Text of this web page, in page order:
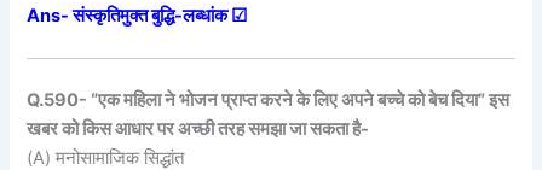
Ans- संस्कृतिमुक्त बुद्धि-लब्धांक ☑
Q.590- “एक महिला ने भोजन प्राप्त करने के लिए अपने बच्चे को बेच दिया” इस
खबर को किस आधार पर अच्छी तरह समझा जा सकता है-
(A) मनोसामाजिक सिद्धांत